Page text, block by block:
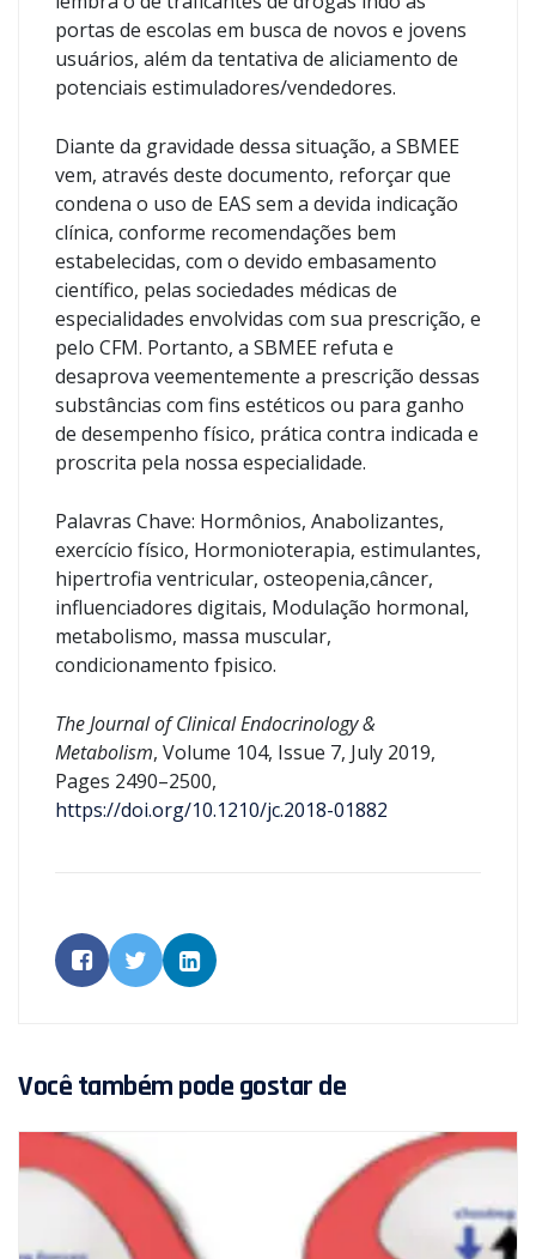
portas de escolas em busca de novos e jovens
usuários, além da tentativa de aliciamento de
potenciais estimuladores/vendedores.
Diante da gravidade dessa situação, a SBMEE
vem, através deste documento, reforçar que
condena o uso de EAS sem a devida indicação
clínica, conforme recomendações bem
estabelecidas, com o devido embasamento
científico, pelas sociedades médicas de
especialidades envolvidas com sua prescrição, e
pelo CFM. Portanto, a SBMEE refuta e
desaprova veementemente a prescrição dessas
substâncias com fins estéticos ou para ganho
de desempenho físico, prática contra indicada e
proscrita pela nossa especialidade.
Palavras Chave: Hormônios, Anabolizantes,
exercício físico, Hormonioterapia, estimulantes,
hipertrofia ventricular, osteopenia,câncer,
influenciadores digitais, Modulação hormonal,
metabolismo, massa muscular,
condicionamento fpisico.
The Journal of Clinical Endocrinology &
Metabolism, Volume 104, Issue 7, July 2019,
Pages 2490–2500,
https://doi.org/10.1210/jc.2018-01882
Você também pode gostar de